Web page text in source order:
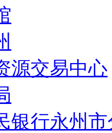
源交易中心
银行永州